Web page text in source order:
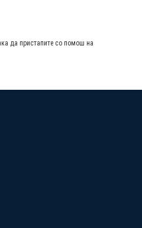
да пристапите со помош на